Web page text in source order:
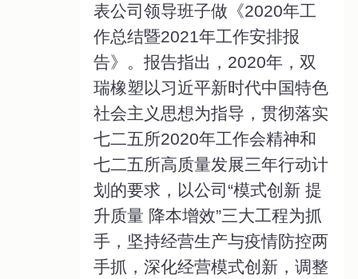
表公司领导班子做《2020年工
作总结暨2021年工作安排报
告》。报告指出，2020年，双
瑞橡塑以习近平新时代中国特色
社会主义思想为指导，贯彻落实
七二五所2020年工作会精神和
七二五所高质量发展三年行动计
划的要求，以公司“模式创新 提
升质量 降本增效”三大工程为抓
手，坚持经营生产与疫情防控两
手抓，深化经营模式创新，调整